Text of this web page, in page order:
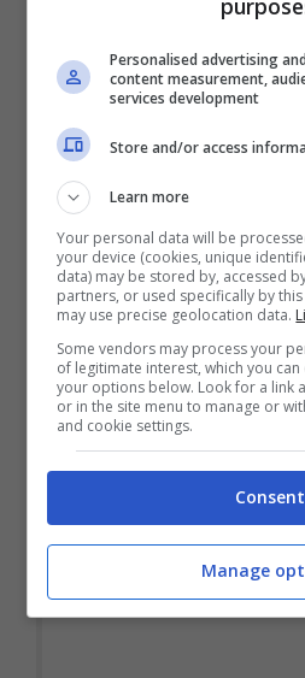
info:https://t.co/
CanYaman
pic.twitter.com/
— Cangirls2020
(@cangirls2020)
2021
Personalised advertising
content measurement,
services development
Store and/or access
Learn more
Your personal data will be
your device (cookies, unique
data) may be stored by, accessed
partners, or used specifically by
may use precise geolocation data.
Some vendors may process your
of legitimate interest, which you
your options below. Look for a link
or in the site menu to manage or
and cookie settings.
Consent
Manage